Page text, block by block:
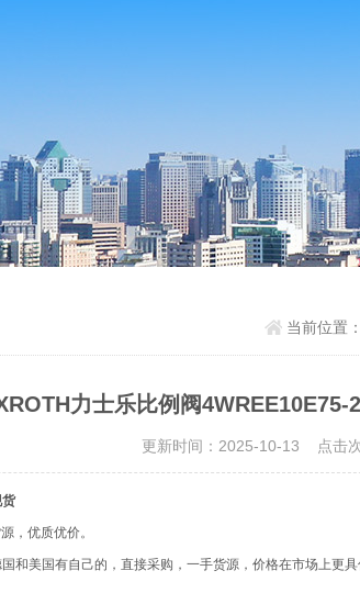
当前位置：
力士乐比例阀
更新时间：2025-10-13 点击
货
，优质优价。
和美国有自己的，直接采购，一手货源，价格在市场上更具